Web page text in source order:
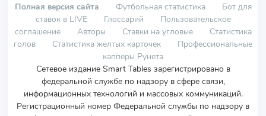
Полная версия сайта Футбольная статистика
Бот для
ставок в LIVE
Глоссарий
Пользовательское
соглашение
Авторы Ставки на угловые
Статистика
голов
Статистика желтых карточек
Профессиональные
капперы Рунета
Сетевое издание Smart Tables зарегистрировано в
федеральной службе по надзору в сфере связи,
информационных технологий и массовых коммуникаций.
Регистрационный номер Федеральной службы по надзору в